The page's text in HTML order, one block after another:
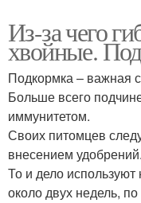
Из-за чего
хвойные.
Подкормка – важная
Больше всего
иммунитетом.
Своих питомцев
внесением удобрений.
То и дело используют
около двух недель,